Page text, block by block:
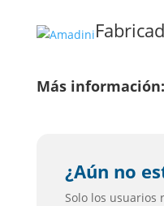
Más información:
¿Aún no
Solo los usuarios